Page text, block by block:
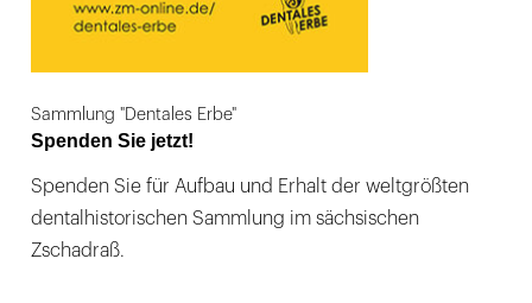
Sammlung "Dentales Erbe"
Spenden Sie jetzt!
Spenden Sie für Aufbau und Erhalt der weltgrößten
dentalhistorischen Sammlung im sächsischen
Zschadraß.